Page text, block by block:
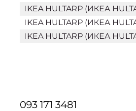
IKEA HULTARP (ИКЕА
IKEA HULTARP (ИКЕА
IKEA HULTARP (ИКЕА
093 171 3481